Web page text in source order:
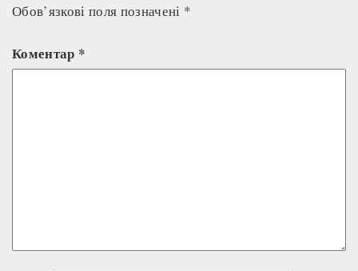
Обов’язкові поля позначені *
Коментар *